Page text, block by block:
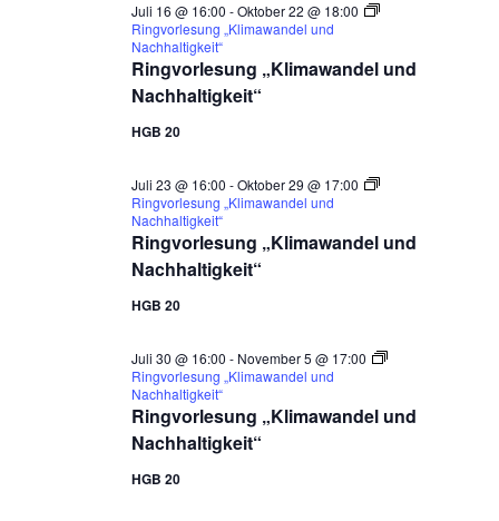
Ringvorlesung „Klimawandel und
Nachhaltigkeit“
Juli 16 @ 16:00 -Oktober 22 @ 18:00
Ringvorlesung „Klimawandel und
Nachhaltigkeit“
HGB 20
Ringvorlesung „Klimawandel und
Nachhaltigkeit“
Juli 23 @ 16:00 -Oktober 29 @ 17:00
Ringvorlesung „Klimawandel und
Nachhaltigkeit“
HGB 20
Ringvorlesung „Klimawandel und
Nachhaltigkeit“
Juli 30 @ 16:00 - November 5 @ 17:00
Ringvorlesung „Klimawandel und
Nachhaltigkeit“
HGB 20